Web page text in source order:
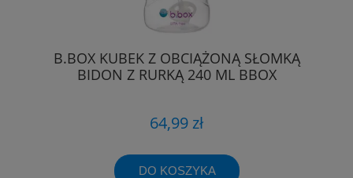
B.BOX KUBEK Z OBCIĄŻONĄ SŁOMKĄ
BIDON Z RURKĄ 240 ML BBOX
64,99 zł
DO KOSZYKA